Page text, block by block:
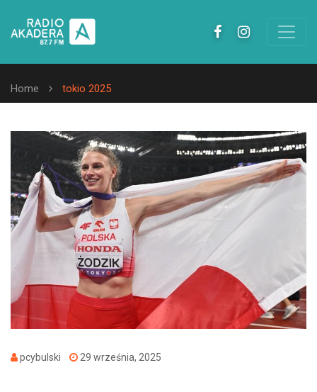
Home tokio 2025
pcybulski 29 września, 2025